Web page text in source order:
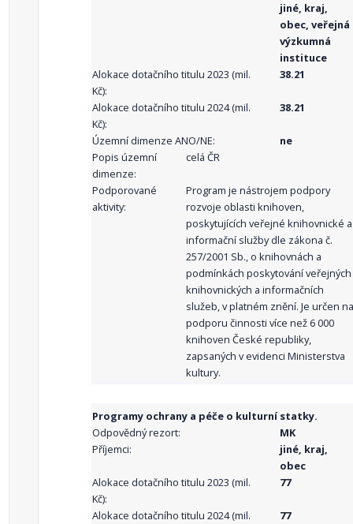
jiné, kraj,
obec, veřejná
výzkumná
instituce
Alokace dotačního titulu 2023 (mil.
Kč):
38.21
Alokace dotačního titulu 2024 (mil.
Kč):
38.21
Územní dimenze ANO/NE:
ne
Popis územní
dimenze:
celá ČR
Podporované
aktivity:
Program je nástrojem podpory
rozvoje oblasti knihoven,
poskytujících veřejné knihovnické a
informační služby dle zákona č.
257/2001 Sb., o knihovnách a
podmínkách poskytování veřejných
knihovnických a informačních
služeb, v platném znění. Je určen na
podporu činnosti více než 6 000
knihoven České republiky,
zapsaných v evidenci Ministerstva
kultury.
Programy ochrany a péče o kulturní statky.
Odpovědný rezort:
MK
Příjemci:
jiné, kraj,
obec
Alokace dotačního titulu 2023 (mil.
Kč):
77
Alokace dotačního titulu 2024 (mil.
77